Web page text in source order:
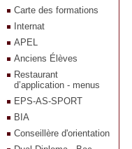
Carte des formations
Internat
APEL
Anciens Élèves
Restaurant
d’application - menus
EPS-AS-SPORT
BIA
Conseillère d'orientation